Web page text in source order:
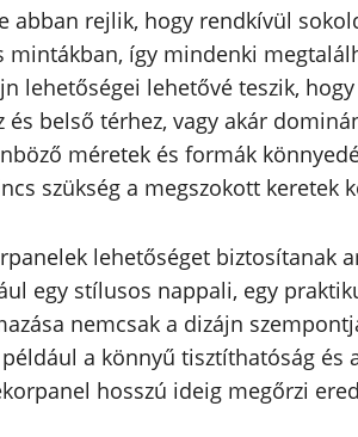
abban rejlik, hogy rendkívül
mintákban, így mindenki
lehetőségei lehetővé teszik,
belső térhez, vagy akár
méretek és formák
szükség a megszokott keretek
lehetőséget biztosítanak
egy stílusos nappali, egy
nemcsak a dizájn
a könnyű tisztíthatóság és
hosszú ideig megőrzi